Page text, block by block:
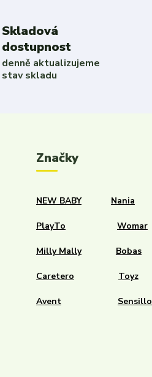
Skladová
dostupnost
denně aktualizujeme
stav skladu
Značky
NEW BABY Nania
PlayTo Womar
Milly Mally Bobas
Caretero Toyz
Avent Sensillo